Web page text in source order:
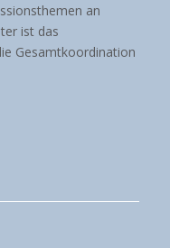
an
ist das
Gesamtkoordination